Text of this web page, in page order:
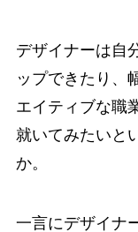
デザイナーは自
ップできたり、
エイティブな職
就いてみたいと
か。
一言にデザイナ